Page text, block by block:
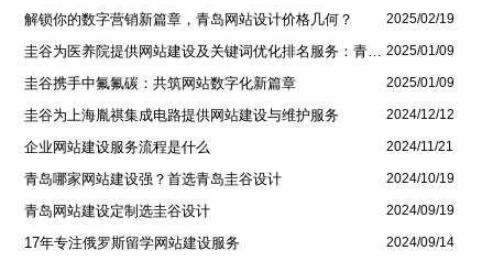
解锁你的数字营销新篇章，青岛网站设计价格几何？ 2025/02/19
2025/01/09
圭谷携手中氟氟碳：共筑网站数字化新篇章 2025/01/09
圭谷为上海胤祺集成电路提供网站建设与维护服务 2024/12/12
企业网站建设服务流程是什么 2024/11/21
青岛哪家网站建设强？首选青岛圭谷设计 2024/10/19
青岛网站建设定制选圭谷设计 2024/09/19
17年专注俄罗斯留学网站建设服务 2024/09/14